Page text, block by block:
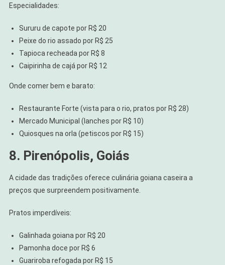
Especialidades:
Sururu de capote por R$ 20
Peixe do rio assado por R$ 25
Tapioca recheada por R$ 8
Caipirinha de cajá por R$ 12
Onde comer bem e barato:
Restaurante Forte (vista para o rio, pratos por R$ 28)
Mercado Municipal (lanches por R$ 10)
Quiosques na orla (petiscos por R$ 15)
8. Pirenópolis, Goiás
A cidade das tradições oferece culinária goiana caseira a
preços que surpreendem positivamente.
Pratos imperdíveis:
Galinhada goiana por R$ 20
Pamonha doce por R$ 6
Guariroba refogada por R$ 15